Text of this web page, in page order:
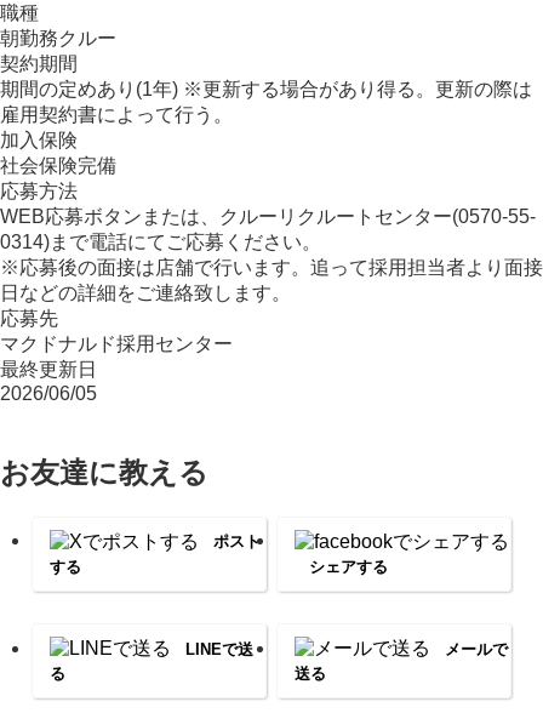
職種
朝勤務クルー
契約期間
期間の定めあり(1年) ※更新する場合があり得る。更新の際は
雇用契約書によって行う。
加入保険
社会保険完備
応募方法
WEB応募ボタンまたは、クルーリクルートセンター(0570-55-
0314)まで電話にてご応募ください。
※応募後の面接は店舗で行います。追って採用担当者より面接
日などの詳細をご連絡致します。
応募先
マクドナルド採用センター
最終更新日
2026/06/05
お友達に教える
ポスト
する
シェアする
LINEで送
る
メールで
送る